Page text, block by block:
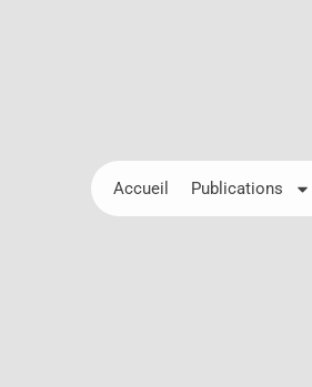
Accueil Publications